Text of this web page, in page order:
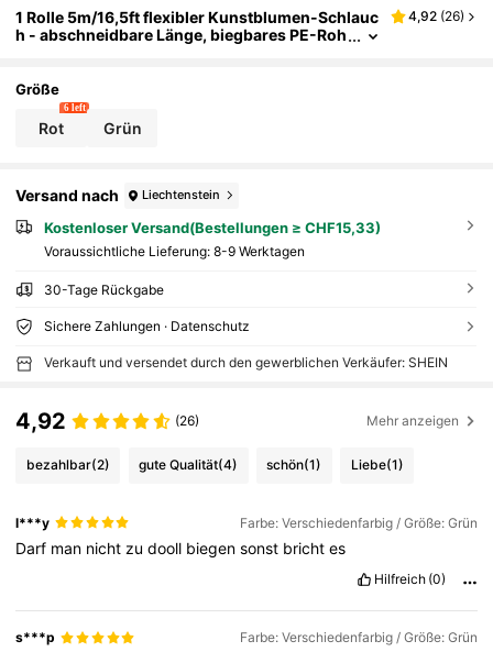
1 Rolle 5m/16,5ft flexibler Kunstblumen-Schlauc
h - abschneidbare Länge, biegbares PE-Roh
den Innen- und Außenbereich, erhältlich in Wei
ß, Grün, Gold, vielseitig einsetzbar für Heimdeko
ration, stabile Struktur, geeignet für Garten, Auß
enbereich, Heimdekoration, Hochzeits- und Feie
4,92 (26)
Größe
Rot
6 left
Grün
Versand nach Liechtenstein
Kostenloser Versand(Bestellungen ≥ CHF15,33)
Voraussichtliche Lieferung: 8-9 Werktagen
30-Tage Rückgabe
Sichere Zahlungen · Datenschutz
Verkauft und versendet durch den gewerblichen Verkäufer: SHEIN
4,92 (26) Mehr anzeigen
bezahlbar(2) gute Qualität(4) schön(1) Liebe(1)
l***y Farbe: Verschiedenfarbig / Größe: Grün
Darf man nicht zudooll biegensonst brichtes
Hilfreich (0)
s***p Farbe: Verschiedenfarbig / Größe: Grün